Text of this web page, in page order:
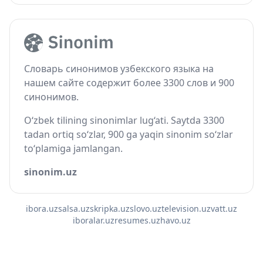
Словарь синонимов узбекского языка на
нашем сайте содержит более 3300 слов и 900
синонимов.
O‘zbek tilining sinonimlar lug‘ati. Saytda 3300
tadan ortiq so‘zlar, 900 ga yaqin sinonim so‘zlar
to‘plamiga jamlangan.
sinonim.uz
ibora.uzsalsa.uzskripka.uzslovo.uztelevision.uzvatt.uz
iboralar.uzresumes.uzhavo.uz